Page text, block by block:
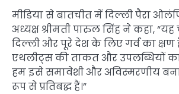
मीडिया से बातचीत में दिल्ली पैरा
अध्यक्ष श्रीमती पारुल सिंह ने कहा,
दिल्ली और पूरे देश के लिए गर्व का क्षण
एथलीट्स की ताकत और उपलब्धियों
हम इसे समावेशी और अविस्मरणीय
रूप से प्रतिबद्ध हैं।”